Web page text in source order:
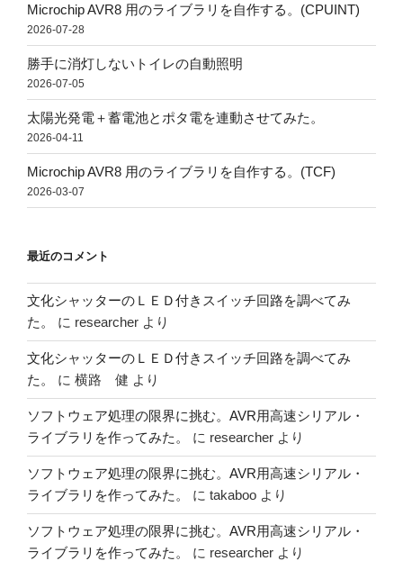
Microchip AVR8 用のライブラリを自作する。(CPUINT)
2026-07-28
勝手に消灯しないトイレの自動照明
2026-07-05
太陽光発電＋蓄電池とポタ電を連動させてみた。
2026-04-11
Microchip AVR8 用のライブラリを自作する。(TCF)
2026-03-07
最近のコメント
文化シャッターのＬＥＤ付きスイッチ回路を調べてみ
た。
に researcher より
文化シャッターのＬＥＤ付きスイッチ回路を調べてみ
た。
に 横路 健 より
ソフトウェア処理の限界に挑む。AVR用高速シリアル・
ライブラリを作ってみた。
に researcher より
ソフトウェア処理の限界に挑む。AVR用高速シリアル・
ライブラリを作ってみた。
に takaboo より
ソフトウェア処理の限界に挑む。AVR用高速シリアル・
ライブラリを作ってみた。
に researcher より